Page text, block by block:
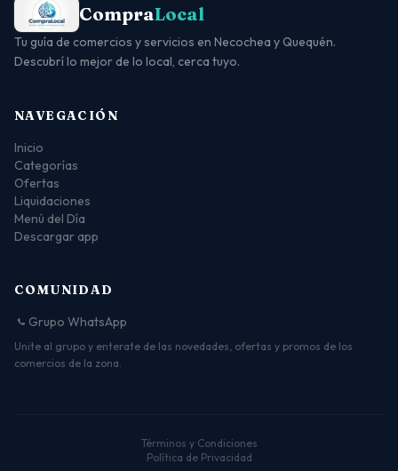
CompraLocal
Tu guía de comercios y servicios en Necochea y Quequén.
Descubrí lo mejor de lo local, cerca tuyo.
NAVEGACIÓN
Inicio
Categorías
Ofertas
Liquidaciones
Menú del Día
Descargar app
COMUNIDAD
Grupo WhatsApp
Unite al grupo y enterate de las novedades, ofertas y promos de los
comercios de la zona.
Términos y Condiciones
Política de Privacidad